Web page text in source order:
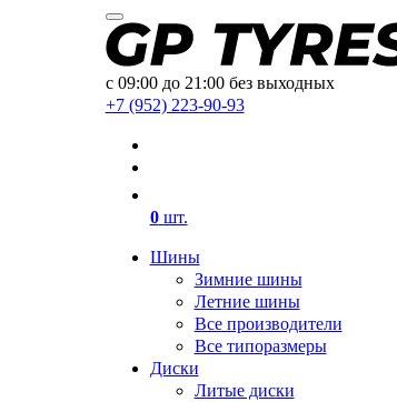
с 09:00 до 21:00 без выходных
+7 (952) 223-90-93
0шт.
Шины
Зимние шины
Летние шины
Все производители
Все типоразмеры
Диски
Литые диски